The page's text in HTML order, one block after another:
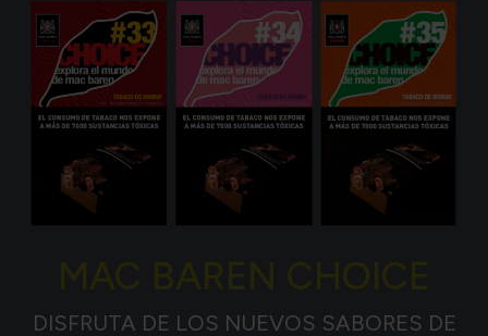
DISFRUTA DE LOS NUEVOS SABORES DE